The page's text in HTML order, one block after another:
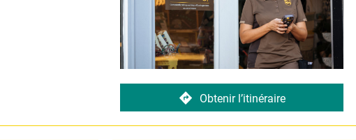
Obtenir l’itinéraire